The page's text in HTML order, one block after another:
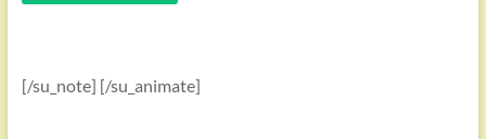
[/su_note] [/su_animate]